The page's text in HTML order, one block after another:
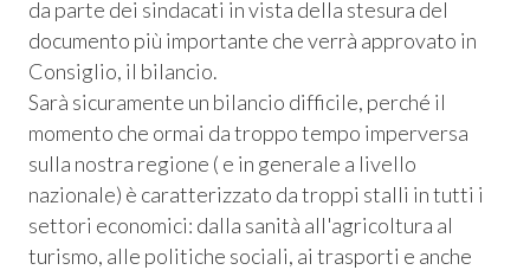
da parte dei sindacati in vista della stesura del
documento più importante che verrà approvato in
Consiglio, il bilancio.
Sarà sicuramente un bilancio difficile, perché il
momento che ormai da troppo tempo imperversa
sulla nostra regione ( e in generale a livello
nazionale) è caratterizzato da troppi stalli in tutti i
settori economici: dalla sanità all'agricoltura al
turismo, alle politiche sociali, ai trasporti e anche